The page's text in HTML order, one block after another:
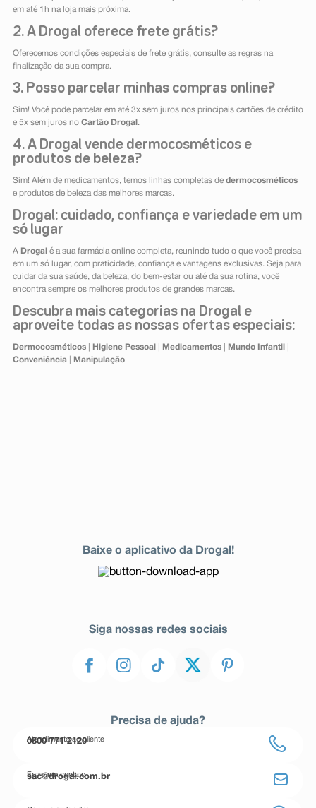
em até 1h na loja mais próxima.
2. A Drogal oferece frete grátis?
Oferecemos condições especiais de frete grátis, consulte as regras na
finalização da sua compra.
3. Posso parcelar minhas compras online?
Sim! Você pode parcelar em até 3x sem juros nos principais cartões de crédito
e 5x sem juros no Cartão Drogal .
4. A Drogal vende dermocosméticos e
produtos de beleza?
Sim! Além de medicamentos, temos linhas completas de dermocosméticos
e produtos de beleza das melhores marcas.
Drogal: cuidado, confiança e variedade em um
só lugar
A Drogal é a sua farmácia online completa, reunindo tudo o que você precisa
em um só lugar, com praticidade, confiança e vantagens exclusivas. Seja para
cuidar da sua saúde, da beleza, do bem-estar ou até da sua rotina, você
encontra sempre os melhores produtos de grandes marcas.
Descubra mais categorias na Drogal e
aproveite todas as nossas ofertas especiais:
Dermocosméticos| Higiene Pessoal Medicamentos| Mundo Infantil
Conveniência| Manipulação
Baixe o aplicativo da Drogal!
Siga nossas redes sociais
Precisa de ajuda?
Atendimento ao cliente
0800 771 2120
Entre em contato
sac@drogal.com.br